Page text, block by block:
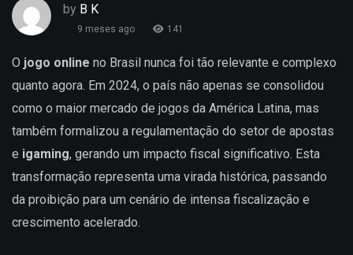
by B K
9 meses ago 141
O jogo online no Brasil nunca foi tão relevante e complexo
quanto agora. Em 2024, o país não apenas se consolidou
como o maior mercado de jogos da América Latina, mas
também formalizou a regulamentação do setor de apostas
e igaming, gerando um impacto fiscal significativo. Esta
transformação representa uma virada histórica, passando
da proibição para um cenário de intensa fiscalização e
crescimento acelerado.